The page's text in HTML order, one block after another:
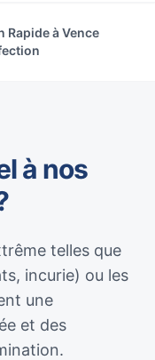
Rapide à Vence
à nos
telles que
incurie) ou les
une
et des